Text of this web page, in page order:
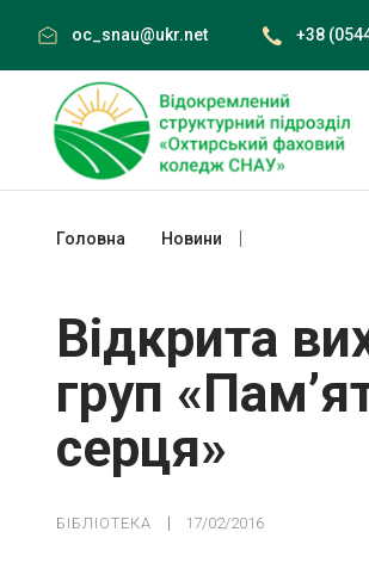
content
oc_snau@ukr.net +38
Головна Новини
Відкрита
груп
серця»
БІБЛІОТЕКА 17/02/2016